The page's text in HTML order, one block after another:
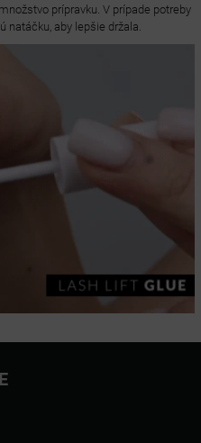
prípravku. V prípade potreby
natáčku, aby lepšie držala.